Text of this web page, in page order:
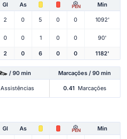
Gl As PEN Min
2 0 5 0 0 1092'
0 0 1 0 0 90'
2 0 6 0 0 1182'
/ 90 min Marcações / 90 min
Assistências 0.41 Marcações
Gl As PEN Min